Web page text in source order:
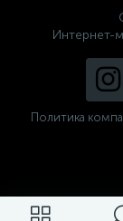
Интернет-
Политика